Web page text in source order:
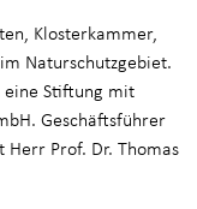
Klosterkammer,
Naturschutzgebiet.
Stiftung mit
Geschäftsführer
Herr Prof. Dr. Thomas